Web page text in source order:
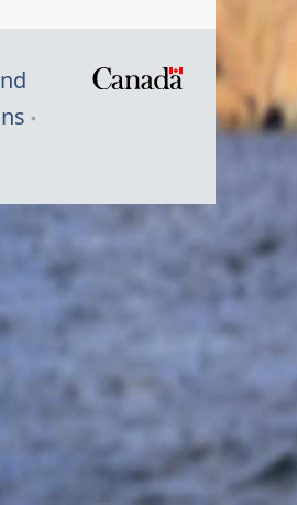
Symbole
Canada